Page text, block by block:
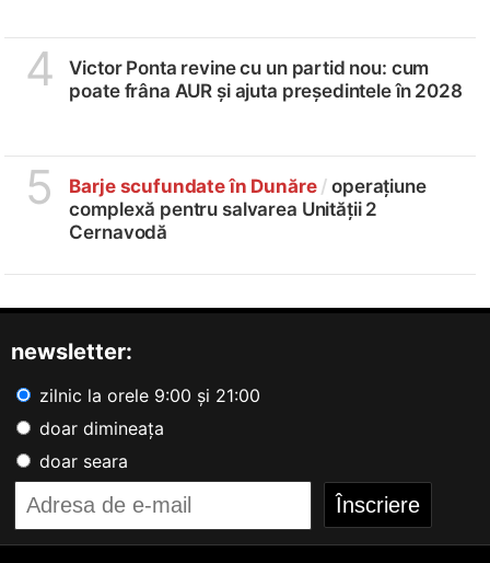
4
Victor Ponta revine cu un partid nou: cum
poate frâna AUR și ajuta președintele în 2028
5 Barje scufundate în Dunăre / operațiune
complexă pentru salvarea Unității 2
Cernavodă
newsletter:
zilnic la orele 9:00 și 21:00
doar dimineața
doar seara